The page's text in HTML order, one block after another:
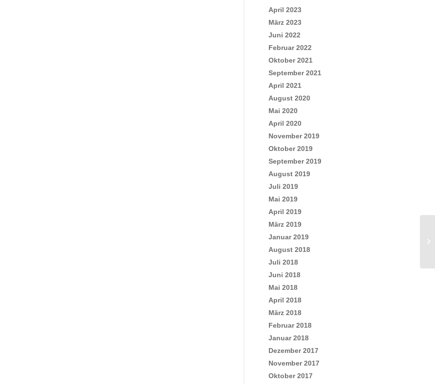
April 2023
März 2023
Juni 2022
Februar 2022
Oktober 2021
September 2021
April 2021
August 2020
Mai 2020
April 2020
November 2019
Oktober 2019
September 2019
August 2019
Juli 2019
Mai 2019
April 2019
März 2019
Januar 2019
August 2018
Juli 2018
Juni 2018
Mai 2018
April 2018
März 2018
Februar 2018
Januar 2018
Dezember 2017
November 2017
Oktober 2017